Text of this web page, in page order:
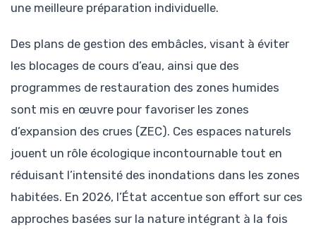
une meilleure préparation individuelle.
Des plans de gestion des embâcles, visant à éviter
les blocages de cours d’eau, ainsi que des
programmes de restauration des zones humides
sont mis en œuvre pour favoriser les zones
d’expansion des crues (ZEC). Ces espaces naturels
jouent un rôle écologique incontournable tout en
réduisant l’intensité des inondations dans les zones
habitées. En 2026, l’État accentue son effort sur ces
approches basées sur la nature intégrant à la fois